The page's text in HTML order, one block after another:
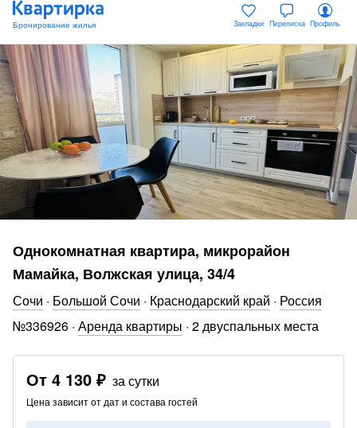
Закладки Переписка Профиль
Однокомнатная квартира, микрорайон
Мамайка, Волжская улица, 34/4
Сочи · Большой Сочи · Краснодарский край · Россия
№336926 · Аренда квартиры · 2 двуспальных места
От 4 130 ₽ за сутки
Цена зависит от дат и состава гостей